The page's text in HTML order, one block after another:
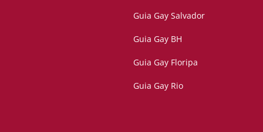
Guia Gay Salvador
Guia Gay BH
Guia Gay Floripa
Guia Gay Rio